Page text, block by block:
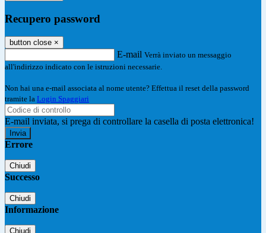
Recupero password
button close ×
E-mail Verrà inviato un messaggio
all'indirizzo indicato con le istruzioni necessarie.
Non hai una e-mail associata al nome utente? Effettua il reset della password
tramite la Login Spaggiari
E-mail inviata, si prega di controllare la casella di posta elettronica!
Errore
Chiudi
Successo
Chiudi
Informazione
Chiudi